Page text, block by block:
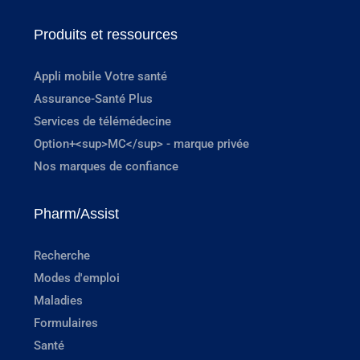
Produits et ressources
Appli mobile Votre santé
Assurance-Santé Plus
Services de télémédecine
Option+<sup>MC</sup> - marque privée
Nos marques de confiance
Pharm/Assist
Recherche
Modes d'emploi
Maladies
Formulaires
Santé